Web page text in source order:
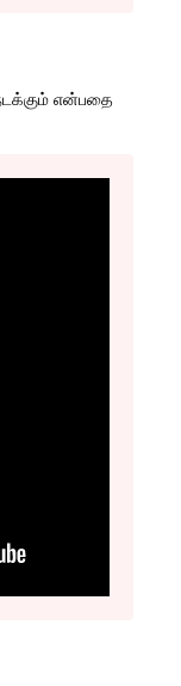
என்பதை